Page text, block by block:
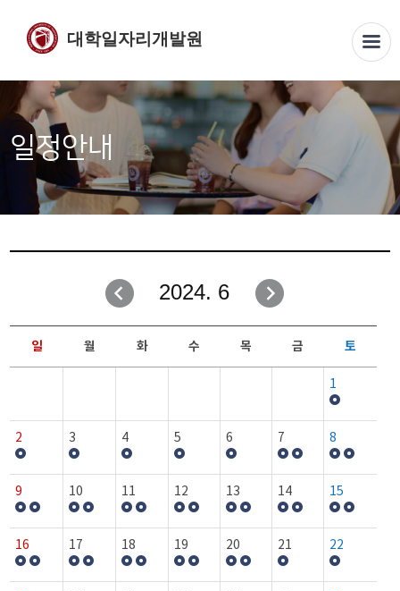
대학일자리개발원
일정안내
2024. 6
일 월 화 수 목 금 토
1
2 3 4 5 6 7 8
9 10 11 12 13 14 15
16 17 18 19 20 21 22